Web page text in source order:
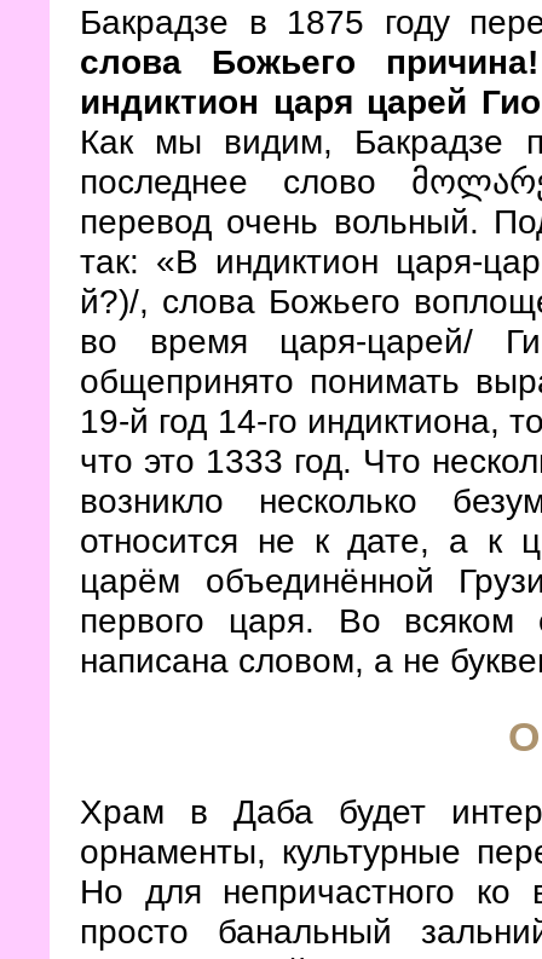
Бакрадзе в 1875 году
слова Божьего
индиктион царя царей
Как мы видим, Бакрадзе
последнее слово
перевод очень вольный.
так: «В индиктион царя-
й?)/, слова Божьего
во время царя-царей/
общепринято понимать
19-й год 14-го индиктиона,
что это 1333 год. Что
возникло несколько
относится не к дате, а к
царём объединённой
первого царя. Во
написана словом, а не
Храм в Даба будет
орнаменты, культурные
Но для непричастного ко
просто банальный